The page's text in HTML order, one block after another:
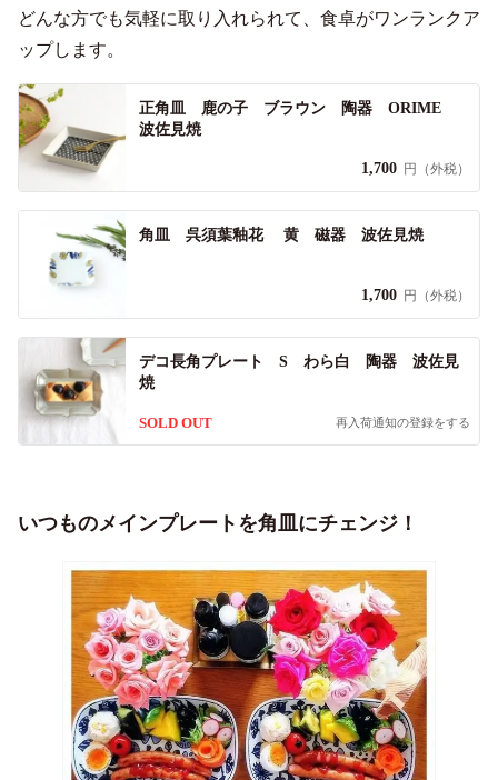
どんな方でも気軽に取り入れられて、食卓がワンランクア
ップします。
正角皿 鹿の子 ブラウン 陶器 ORIME
波佐見焼
1,700 円（外税）
角皿 呉須葉釉花 黄 磁器 波佐見焼
1,700 円（外税）
デコ長角プレート S わら白 陶器 波佐見
焼
SOLD OUT 再入荷通知の登録をする
いつものメインプレートを角皿にチェンジ！